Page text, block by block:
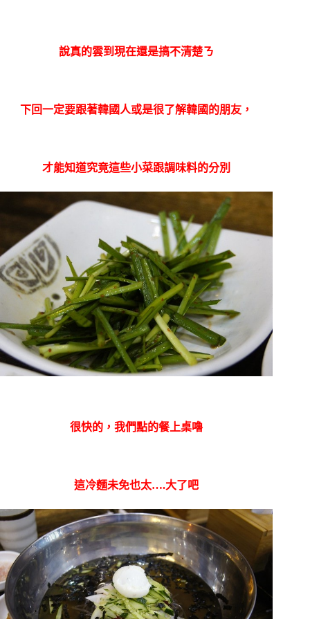
說真的雲到現在還是搞不清楚ㄋ
下回一定要跟著韓國人或是很了解韓國的朋友，
才能知道究竟這些小菜跟調味料的分別
很快的，我們點的餐上桌嚕
這冷麵未免也太….大了吧